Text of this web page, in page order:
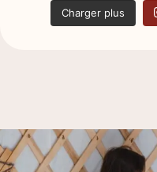
Charger plus